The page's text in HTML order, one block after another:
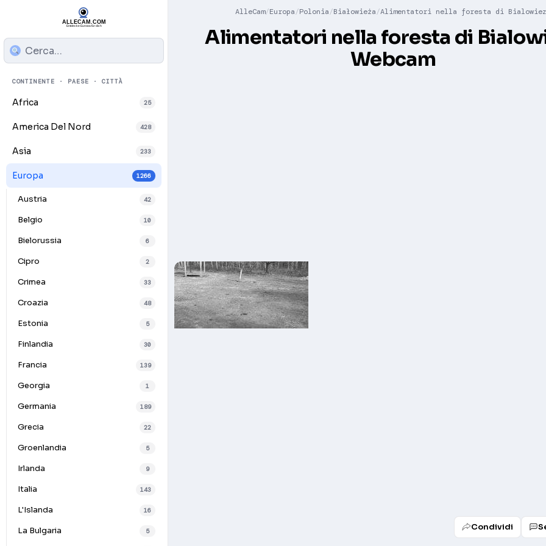
CONTINENTE · PAESE · CITTÀ
Africa 25
America Del Nord 428
Asia 233
Europa 1266
Austria 42
Belgio 10
Bielorussia 6
Cipro 2
Crimea 33
Croazia 48
Estonia 5
Finlandia 30
Francia 139
Georgia 1
Germania 189
Grecia 22
Groenlandia 5
Irlanda 9
Italia 143
L'Islanda 16
La Bulgaria 5
AlleCam Europa Polonia Białowieża Alimentatori nella foresta di
Alimentatori nella foresta di
Webcam
Condividi